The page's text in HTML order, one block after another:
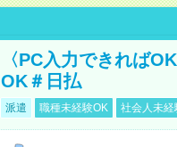
〈PC入力できれば
OK＃日払
派遣 職種未経験OK 社会人未経